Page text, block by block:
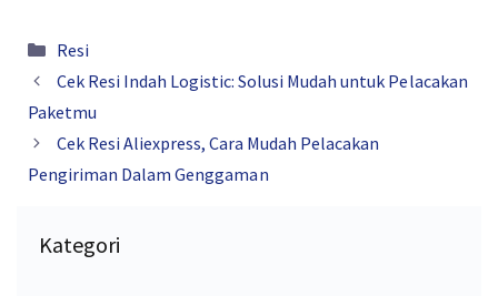
Kategori
Resi
Cek Resi Indah Logistic: Solusi Mudah untuk Pelacakan
Paketmu
Cek Resi Aliexpress, Cara Mudah Pelacakan
Pengiriman Dalam Genggaman
Kategori